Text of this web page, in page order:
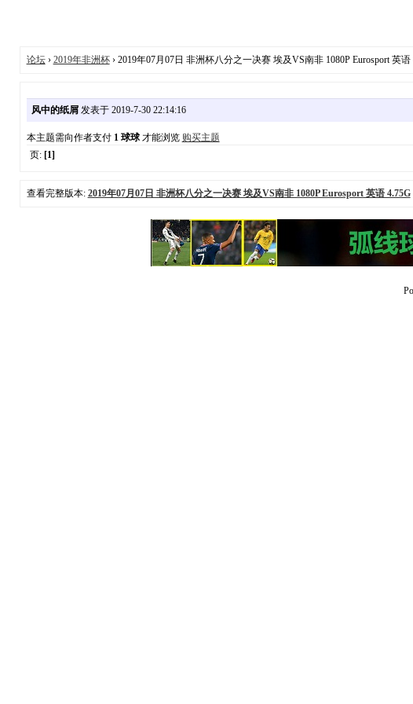
论坛› 2019年非洲杯› 2019年07月07日 非洲杯八分之一决赛 埃及VS南非 1080P Eurosport 英语
风中的纸屑发表于 2019-7-30 22:14:16
本主题需向作者支付 1 球球才能浏览 购买主题
页: [1]
查看完整版本: 2019年07月07日 非洲杯八分之一决赛 埃及VS南非 1080P Eurosport 英语 4.75G